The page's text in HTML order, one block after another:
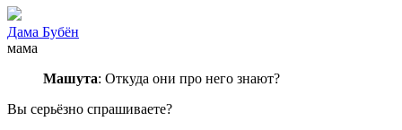
Дама Бубён
мама
Машута: Откуда они про него знают?
Вы серьёзно спрашиваете?